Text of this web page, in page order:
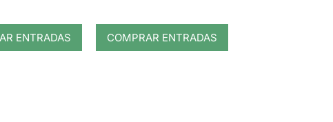
ENTRADAS COMPRAR ENTRADAS